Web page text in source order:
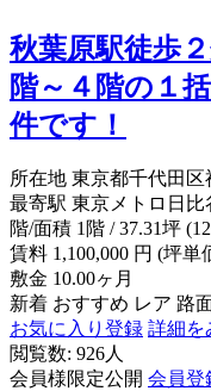
秋葉原駅徒歩
階～４階の１
件です！
所在地 東京都千代田区
最寄駅 東京メトロ日比
階/面積 1階 / 37.31坪
賃料 1,100,000 円 (坪単
敷金 10.00ヶ月
新着 おすすめ レア 路
お気に入り登録 詳細を
閲覧数: 926人
会員様限定公開 会員登